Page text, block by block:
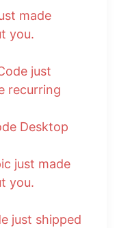
made
you.
just
recurring
Desktop
just made
you.
just shipped